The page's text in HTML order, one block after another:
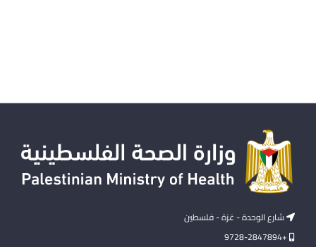
شارع الوحدة - غزة - فلسطين
+9728-2847894